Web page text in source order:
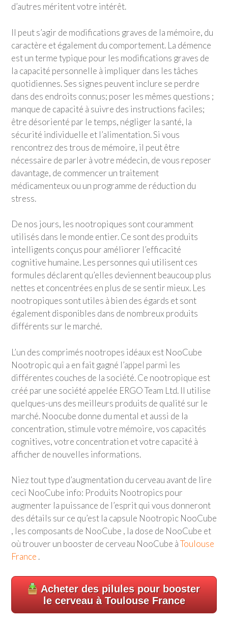
d’autres méritent votre intérêt.
Il peut s’agir de modifications graves de la mémoire, du
caractère et également du comportement. La démence
est un terme typique pour les modifications graves de
la capacité personnelle à impliquer dans les tâches
quotidiennes. Ses signes peuvent inclure se perdre
dans des endroits connus; poser les mêmes questions ;
manque de capacité à suivre des instructions faciles;
être désorienté par le temps, négliger la santé, la
sécurité individuelle et l’alimentation. Si vous
rencontrez des trous de mémoire, il peut être
nécessaire de parler à votre médecin, de vous reposer
davantage, de commencer un traitement
médicamenteux ou un programme de réduction du
stress.
De nos jours, les nootropiques sont couramment
utilisés dans le monde entier. Ce sont des produits
intelligents conçus pour améliorer l’efficacité
cognitive humaine. Les personnes qui utilisent ces
formules déclarent qu’elles deviennent beaucoup plus
nettes et concentrées en plus de se sentir mieux. Les
nootropiques sont utiles à bien des égards et sont
également disponibles dans de nombreux produits
différents sur le marché.
L’un des comprimés nootropes idéaux est NooCube
Nootropic qui a en fait gagné l’appel parmi les
différentes couches de la société. Ce nootropique est
créé par une société appelée ERGO Team Ltd. Il utilise
quelques-uns des meilleurs produits de qualité sur le
marché. Noocube donne du mental et aussi de la
concentration, stimule votre mémoire, vos capacités
cognitives, votre concentration et votre capacité à
afficher de nouvelles informations.
Niez tout type d’augmentation du cerveau avant de lire
ceci NooCube info: Produits Nootropics pour
augmenter la puissance de l’esprit qui vous donneront
des détails sur ce qu’est la capsule Nootropic NooCube
, les composants de NooCube , la dose de NooCube et
où trouver un booster de cerveau NooCube àToulouse
France .
Acheter des pilules pour booster
le cerveau à Toulouse France